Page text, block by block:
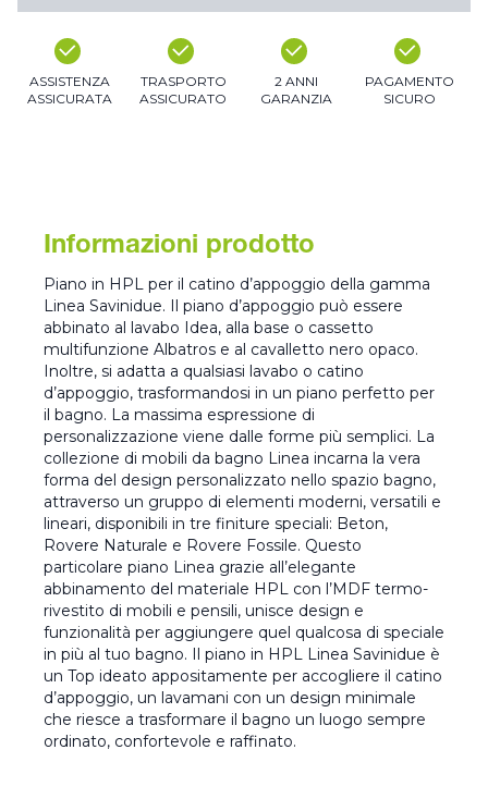
ASSISTENZA
ASSICURATA
TRASPORTO
ASSICURATO
2 ANNI
GARANZIA
PAGAMENTO
SICURO
Informazioni prodotto
Piano in HPL per il catino d’appoggio della gamma
Linea Savinidue. Il piano d’appoggio può essere
abbinato al lavabo Idea, alla base o cassetto
multifunzione Albatros e al cavalletto nero opaco.
Inoltre, si adatta a qualsiasi lavabo o catino
d’appoggio, trasformandosi in un piano perfetto per
il bagno. La massima espressione di
personalizzazione viene dalle forme più semplici. La
collezione di mobili da bagno Linea incarna la vera
forma del design personalizzato nello spazio bagno,
attraverso un gruppo di elementi moderni, versatili e
lineari, disponibili in tre finiture speciali: Beton,
Rovere Naturale e Rovere Fossile. Questo
particolare piano Linea grazie all’elegante
abbinamento del materiale HPL con l’MDF termo-
rivestito di mobili e pensili, unisce design e
funzionalità per aggiungere quel qualcosa di speciale
in più al tuo bagno. Il piano in HPL Linea Savinidue è
un Top ideato appositamente per accogliere il catino
d’appoggio, un lavamani con un design minimale
che riesce a trasformare il bagno un luogo sempre
ordinato, confortevole e raffinato.